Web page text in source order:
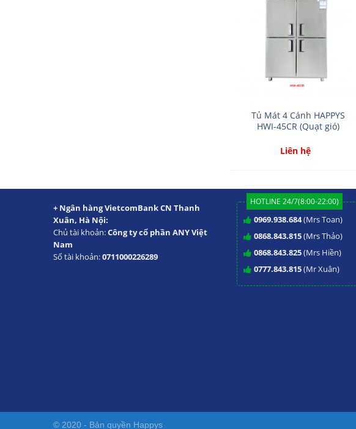
Tủ Mát 4 Cánh HAPPYS
HWI-45CR (Quạt gió)
Liên hệ
+ Ngân hàng VietcomBank CN Thanh
Xuân, Hà Nội:
Chủ tài khoản:Công ty cổ phần ANY Việt
Nam
Số tài khoản:0711000226289
HOTLINE 24/7(8:00-22:00)
0969.938.684(Mrs Toan)
0868.843.815(Mrs Thảo)
0868.843.825(Mrs Hiền)
0777.843.815(Mr Xuân)
© 2020 - Bản quyền Happys